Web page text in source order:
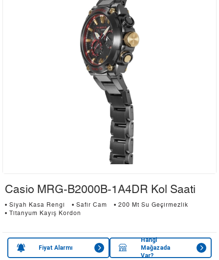
Casio MRG-B2000B-1A4DR Kol Saati
• Siyah Kasa Rengi • Safir Cam
• 200 Mt Su Geçirmezlik
• Titanyum Kayış Kordon
Fiyat Alarmı
Hangi
Mağazada
Var?